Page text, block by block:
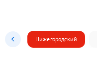
Нижегородский